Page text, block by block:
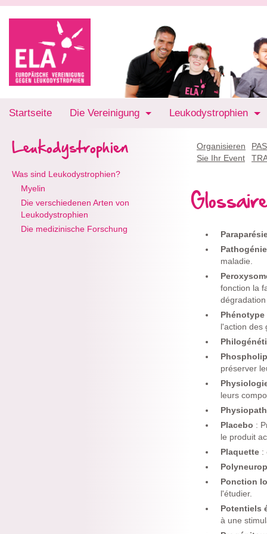
Startseite Die Vereinigung Leukodystrophien
Leukodystrophien
Was sind Leukodystrophien?
Myelin
Die verschiedenen Arten von
Leukodystrophien
Die medizinische Forschung
Organisieren
Sie Ihr Event
maladie.
fonction la
Phénotype
l'action des
préserver
leurs
Placebo :
le produit
Plaquette :
Ponction
l'étudier.
Potentiels
à une